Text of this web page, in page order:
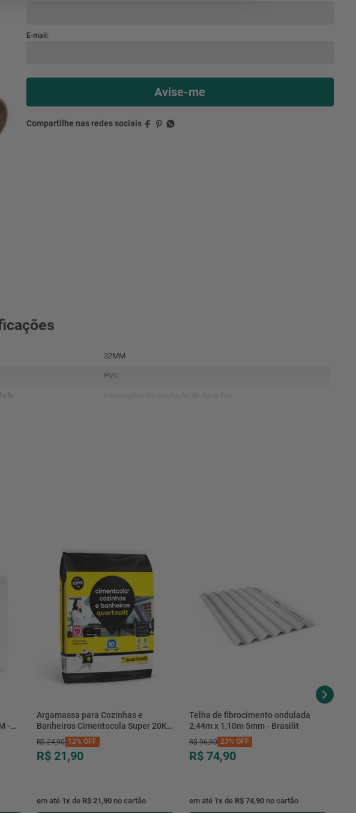
32MM
PVC
-
Argamassa para Cozinhas e
Banheiros Cimentocola Super 20KG
- 0118.00001.0020PL - Quartzolit
R$ 24,90 12% OFF
R$ 21,90
em até 1x de R$ 21,90 no cartão
Telha de fibrocimento ondulada
2,44m x 1,10m 5mm - Brasilit
R$ 96,90 23% OFF
R$ 74,90
em até 1x de R$ 74,90 no cartão
condicionado